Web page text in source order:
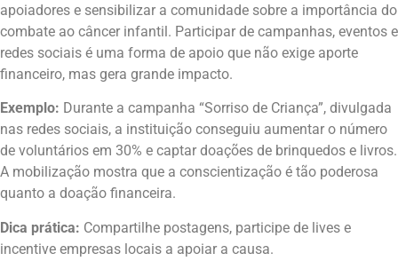
apoiadores e sensibilizar a comunidade sobre a importância do
combate ao câncer infantil. Participar de campanhas, eventos e
redes sociais é uma forma de apoio que não exige aporte
financeiro, mas gera grande impacto.
Exemplo: Durante a campanha “Sorriso de Criança”, divulgada
nas redes sociais, a instituição conseguiu aumentar o número
de voluntários em 30% e captar doações de brinquedos e livros.
A mobilização mostra que a conscientização é tão poderosa
quanto a doação financeira.
Dica prática: Compartilhe postagens, participe de lives e
incentive empresas locais a apoiar a causa.